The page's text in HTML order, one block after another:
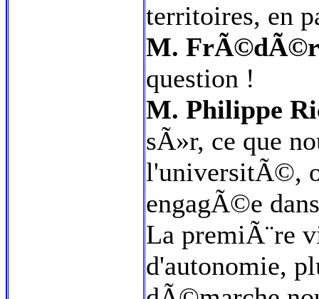
territoires, en
M.
question !
M. Philippe
sÃ»r, ce que
l'universitÃ©,
engagÃ©e
La premiÃ¨re
d'autonomie,